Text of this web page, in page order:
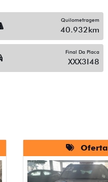
Quilometragem
40.932km
Final Da Placa
XXX3I48
Oferta